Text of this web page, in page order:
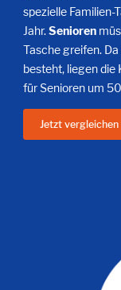
spezielle Familien-
Jahr.Senioren
Tasche greifen.
besteht, liegen die
für Senioren um
Jetzt